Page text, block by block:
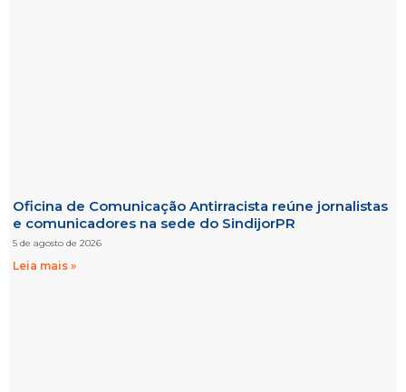
Oficina de Comunicação Antirracista reúne jornalistas
e comunicadores na sede do SindijorPR
5 de agosto de 2026
Leia mais »